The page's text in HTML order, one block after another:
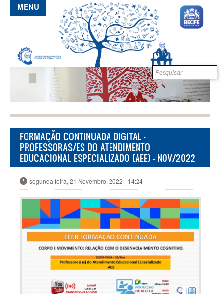
Pular para o conteúdo principal
Formulário de
busca
MENU
FORMAÇÃO CONTINUADA DIGITAL -
PROFESSORAS/ES DO ATENDIMENTO
EDUCACIONAL ESPECIALIZADO (AEE) - NOV/2022
segunda-feira, 21 Novembro, 2022 - 14:24